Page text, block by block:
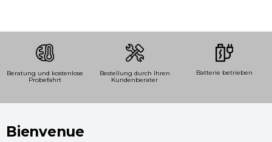
Beratung und kostenlose
Probefahrt
Bestellung durch Ihren
Kundenberater
Batterie betrieben
Bienvenue